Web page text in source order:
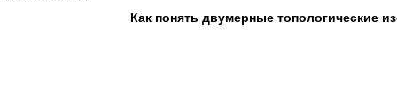
Как понять двумерные топологические